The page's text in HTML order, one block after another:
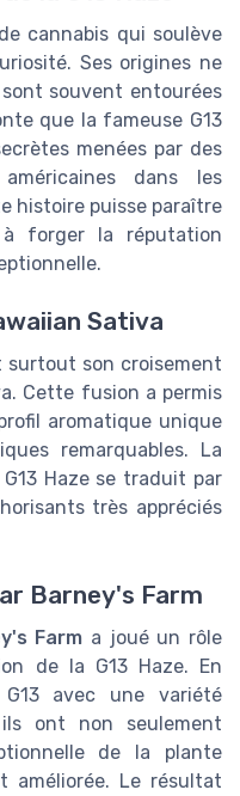
cannabis qui soulève
Ses origines ne
souvent entourées
que la fameuse G13
menées par des
américaines dans les
histoire puisse paraître
forger la réputation
Sativa
surtout son croisement
Cette fusion a permis
aromatique unique
remarquables. La
Haze se traduit par
très appréciés
Barney's Farm
Farm a joué un rôle
de la G13 Haze. En
avec une variété
ont non seulement
de la plante
améliorée. Le résultat